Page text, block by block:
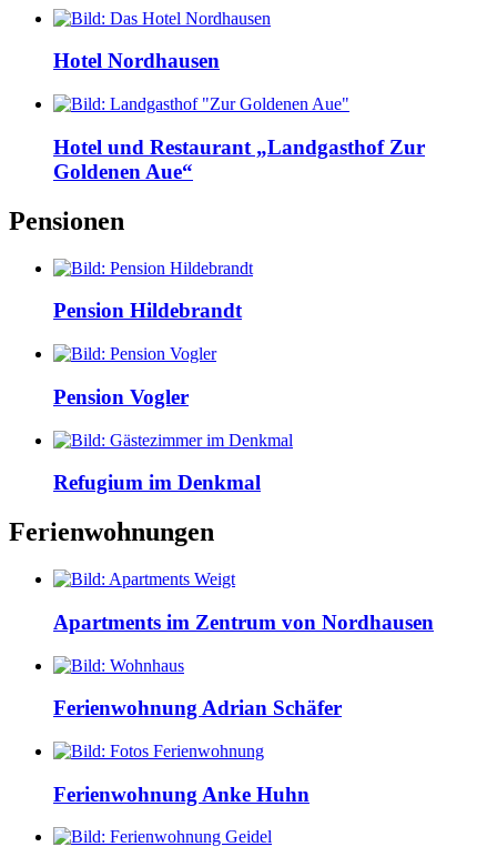
Hotel Nordhausen
Hotel und Restaurant „Landgasthof Zur
Goldenen Aue“
Pensionen
Pension Hildebrandt
Pension Vogler
Refugium im Denkmal
Ferienwohnungen
Apartments im Zentrum von Nordhausen
Ferienwohnung Adrian Schäfer
Ferienwohnung Anke Huhn